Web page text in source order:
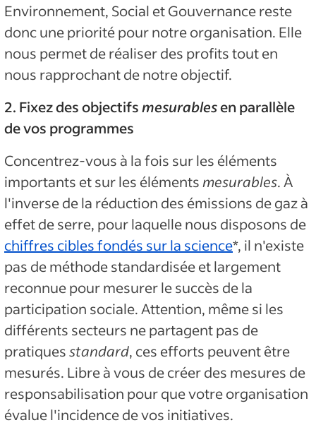
Environnement, Social et Gouvernance reste
donc une priorité pour notre organisation. Elle
nous permet de réaliser des profits tout en
nous rapprochant de notre objectif.
2. Fixez des objectifsmesurablesen parallèle
de vos programmes
Concentrez-vous à la fois sur les éléments
importants et sur les élémentsmesurables. À
l'inverse de la réduction des émissions de gaz à
effet de serre, pour laquelle nous disposons de
chiffres cibles fondés sur la science*, il n'existe
pas de méthode standardisée et largement
reconnue pour mesurer le succès de la
participation sociale. Attention, même si les
différents secteurs ne partagent pas de
pratiquesstandard, ces efforts peuvent être
mesurés. Libre à vous de créer des mesures de
responsabilisation pour que votre organisation
évalue l'incidence de vos initiatives.